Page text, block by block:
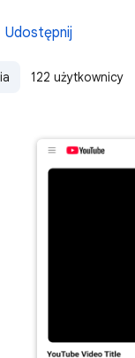
Udostępnij
122 użytkownicy